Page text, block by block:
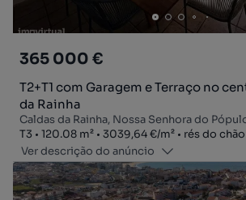
365 000 €
T2+T1 com Garagem e Terraço no
da Rainha
Tipologia
T3
Zona120.08 m²
Preço por metro quadrado
3039,64 €/m²
Andar
rés do chão
Ver descrição do anúncio